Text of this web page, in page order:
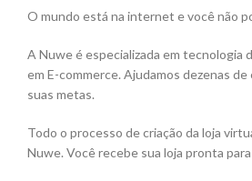
O mundo está na internet e você não
A Nuwe é especializada em tecnologia
em E-commerce. Ajudamos dezenas
suas metas.
Todo o processo de criação da loja
Nuwe. Você recebe sua loja pronta